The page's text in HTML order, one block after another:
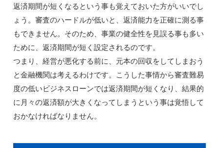
返済期間が短くなるという事も覚えておいた方がいいでし
ょう。審査のハードルが低いと、返済能力を正確に測る事
もできません。そのため、事業の健全性を見誤る事も多い
ために、返済期間が短く設定されるのです。
つまり、経営が悪化する前に、元本の回収をしてしまおう
と金融機関は考えるわけです。こうした事情から審査難易
度の低いビジネスローンでは返済期間が短くなり、結果的
に月々の返済額が大きくなってしまうという事は覚悟して
おかなければなりません。